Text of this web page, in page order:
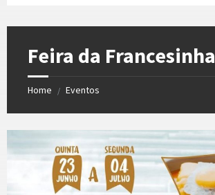
Feira da Francesinha
Home / Eventos